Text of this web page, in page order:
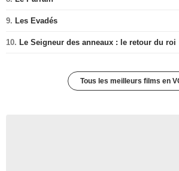
9. Les Evadés
10. Le Seigneur des anneaux : le retour du roi
Tous les meilleurs films en